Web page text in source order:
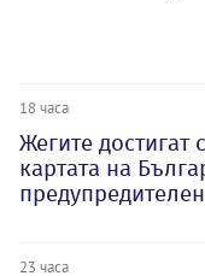
18 часа
Жегите достигат
картата на
23 часа